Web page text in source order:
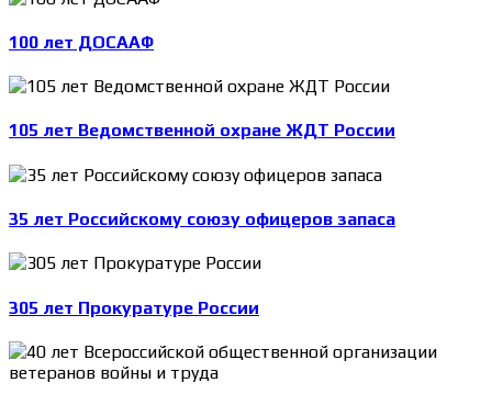
100 лет ДОСААФ
105 лет Ведомственной охране ЖДТ России
35 лет Российскому союзу офицеров запаса
305 лет Прокуратуре России